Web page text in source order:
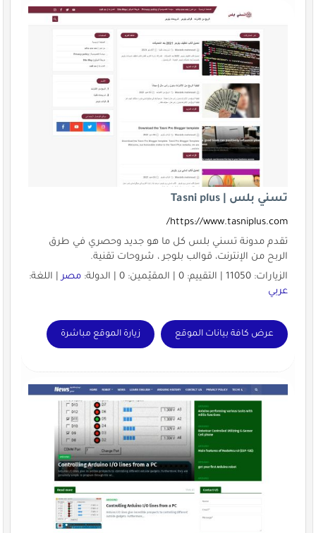
تسني بلس | Tasni plus
https://www.tasniplus.com/
تقدم مدونة تسني بلس كل ما هو جديد وحصري في طرق
الربح من الإنترنت، قوالب بلوجر ، شروحات تقنية.
الزيارات: 11050 | التقييم: 0 | المقيّمين: 0 | الدولة:
مصر| اللغة:
عربي
عرض كافة بيانات الموقع زيارة الموقع مباشرة